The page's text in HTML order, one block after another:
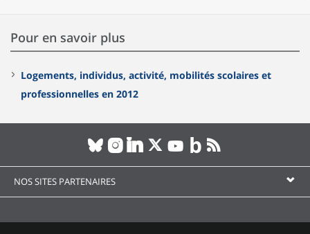
Pour en savoir plus
Logements, individus, activité, mobilités scolaires et
professionnelles en 2012
NOS SITES PARTENAIRES